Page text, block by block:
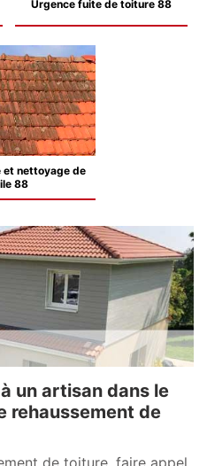
Urgence fuite de toiture 88
et nettoyage de
88
un artisan dans le
rehaussement de
de toiture, faire appel